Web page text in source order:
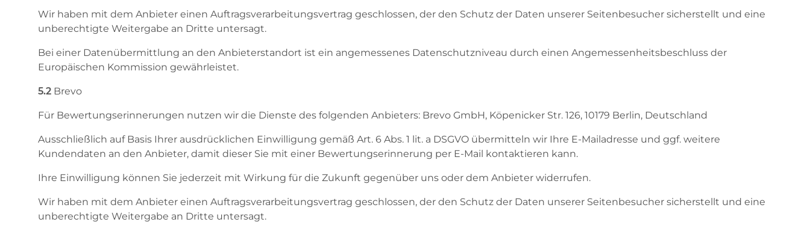
Wir haben mit dem Anbieter einen Auftragsverarbeitungsvertrag geschlossen, der den Schutz der Daten unserer Seitenbesucher sicherstellt und eine
unberechtigte Weitergabe an Dritte untersagt.
Bei einer Datenübermittlung an den Anbieterstandort ist ein angemessenes Datenschutzniveau durch einen Angemessenheitsbeschluss der
Europäischen Kommission gewährleistet.
5.2 Brevo
Für Bewertungserinnerungen nutzen wir die Dienste des folgenden Anbieters: Brevo GmbH, Köpenicker Str. 126, 10179 Berlin, Deutschland
Ausschließlich auf Basis Ihrer ausdrücklichen Einwilligung gemäß Art. 6 Abs. 1 lit. a DSGVO übermitteln wir Ihre E-Mailadresse und ggf. weitere
Kundendaten an den Anbieter, damit dieser Sie mit einer Bewertungserinnerung per E-Mail kontaktieren kann.
Ihre Einwilligung können Sie jederzeit mit Wirkung für die Zukunft gegenüber uns oder dem Anbieter widerrufen.
Wir haben mit dem Anbieter einen Auftragsverarbeitungsvertrag geschlossen, der den Schutz der Daten unserer Seitenbesucher sicherstellt und eine
unberechtigte Weitergabe an Dritte untersagt.